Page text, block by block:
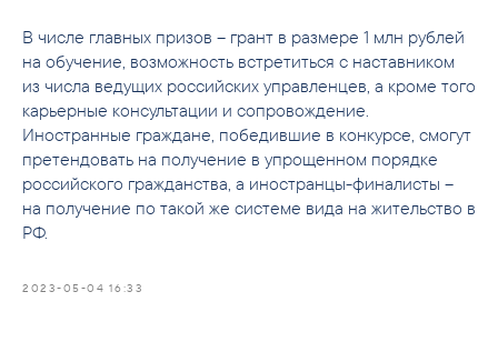
В числе главных призов – грант в размере 1 млн рублей
на обучение, возможность встретиться с наставником
из числа ведущих российских управленцев, а кроме того
карьерные консультации и сопровождение.
Иностранные граждане, победившие в конкурсе, смогут
претендовать на получение в упрощенном порядке
российского гражданства, а иностранцы-финалисты –
на получение по такой же системе вида на жительство в
РФ.
2023-05-04 16:33